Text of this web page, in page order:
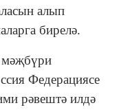
алып
бирелә.
мәҗбүри
Федерациясе
рәвештә илдә